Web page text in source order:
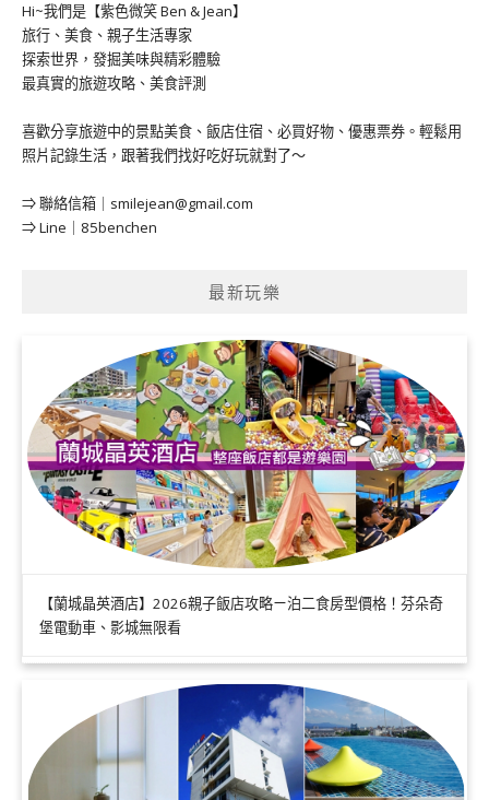
Hi~我們是【紫色微笑 Ben & Jean】
旅行、美食、親子生活專家
探索世界，發掘美味與精彩體驗
最真實的旅遊攻略、美食評測
喜歡分享旅遊中的景點美食、飯店住宿、必買好物、優惠票券。輕鬆用
照片記錄生活，跟著我們找好吃好玩就對了～
⇒ 聯絡信箱｜ smilejean@gmail.com
⇒ Line｜85benchen
最新玩樂
【蘭城晶英酒店】2026親子飯店攻略ㄧ泊二食房型價格！芬朵奇
堡電動車、影城無限看